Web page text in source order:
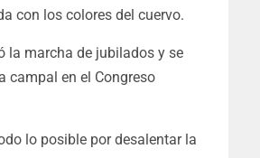
con los colores del cuervo.
lo posible por desalentar la